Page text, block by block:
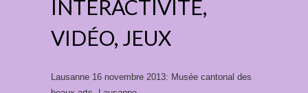
INTERACTIVITÉ,
VIDÉO, JEUX
Lausanne 16 novembre 2013: Musée cantonal des